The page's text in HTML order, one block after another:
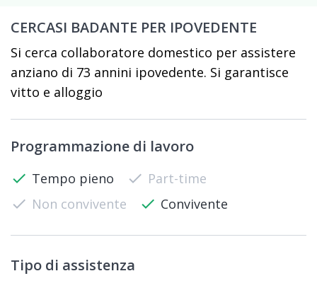
CERCASI BADANTE PER IPOVEDENTE
Si cerca collaboratore domestico per assistere
anziano di 73 annini ipovedente. Si garantisce
vitto e alloggio
Programmazione di lavoro
check Tempo pieno check Part-time
check Non convivente check Convivente
Tipo di assistenza